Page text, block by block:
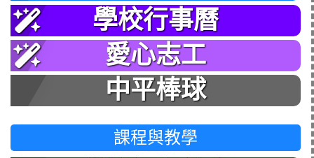
學校行事曆
愛心志工
中平棒球
課程與教學